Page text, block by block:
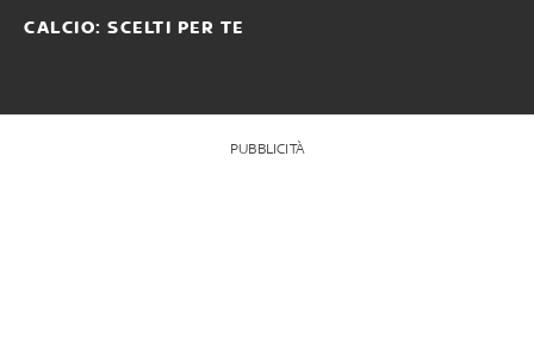
CALCIO: SCELTI PER TE
PUBBLICITÀ